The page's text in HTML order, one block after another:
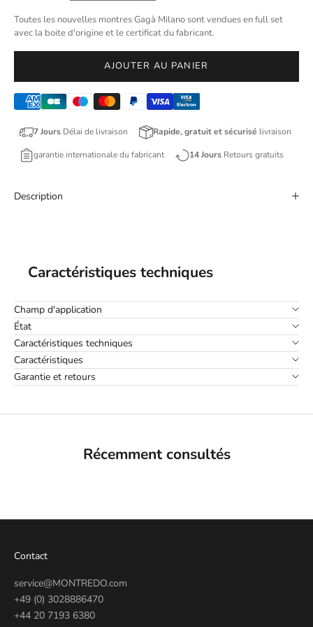
Toutes les nouvelles montres Gagà Milano sont vendues en full set
avec la boite d'origine et le certificat du fabricant.
AJOUTER AU PANIER
7 Jours Délai de livraison Rapide, gratuit et sécurisé livraison
garantie internationale du fabricant 14 Jours Retours gratuits
Description
Caractéristiques techniques
Champ d'application
État
Caractéristiques techniques
Caractéristiques
Garantie et retours
Récemment consultés
Contact
service@MONTREDO.com
+49 (0) 3028886470
+44 20 7193 6380